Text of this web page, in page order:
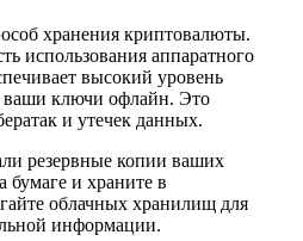
хранения криптовалюты.
использования аппаратного
высокий уровень
ваши ключи офлайн. Это
и утечек данных.
резервные копии ваших
и храните в
облачных хранилищ для
информации.